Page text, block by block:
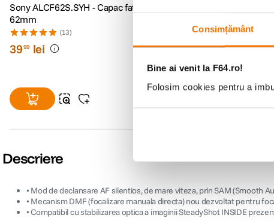
Consimțământ
Bine ai venit la F64.ro!
Folosim cookies pentru a
Sony ALCF62S.SYH - Capac fata,
62mm
(13)
3999 lei
Descriere
• Mod de declansare AF silentios, de mare viteza, prin SAM (Smooth
• Mecanism DMF (focalizare manuala directa) nou dezvoltat pentru
• Compatibil cu stabilizarea optica a imaginii SteadyShot INSIDE